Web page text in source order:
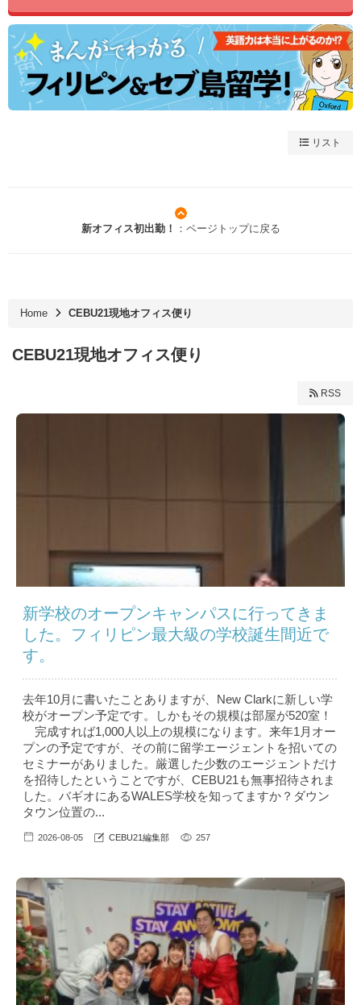
リスト
新オフィス初出勤！ ：ページトップに戻る
Home CEBU21現地オフィス便り
CEBU21現地オフィス便り
RSS
新学校のオープンキャンパスに行ってきま
した。フィリピン最大級の学校誕生間近で
す。
去年10月に書いたことありますが、New Clarkに新しい学
校がオープン予定です。しかもその規模は部屋が520室！
完成すれば1,000人以上の規模になります。来年1月オー
プンの予定ですが、その前に留学エージェントを招いての
セミナーがありました。厳選した少数のエージェントだけ
を招待したということですが、CEBU21も無事招待されま
した。バギオにあるWALES学校を知ってますか？ダウン
タウン位置の...
2026-08-05 CEBU21編集部 257